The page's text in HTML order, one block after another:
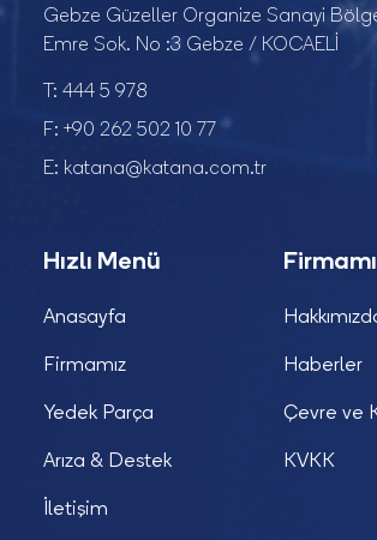
Gebze Güzeller Organize Sanayi
Emre Sok. No :3 Gebze / KOCAELİ
T: 444 5 978
F: +90 262 502 10 77
E: katana@katana.com.tr
Hızlı Menü
Anasayfa
Firmamız
Yedek Parça
Arıza & Destek
İletişim
Haberler
Çevre ve
KVKK